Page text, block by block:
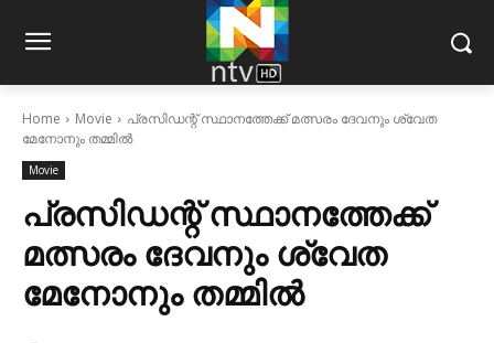
Home Movie
പ്രസിഡന്റ് സ്ഥാനത്തേക്ക് മത്സരം ദേവനും ശ്വേത
മേനോനും തമ്മില്‍
Movie
പ്രസിഡന്റ് സ്ഥാനത്തേക്ക്
മത്സരം ദേവനും ശ്വേത
മേനോനും തമ്മില്‍